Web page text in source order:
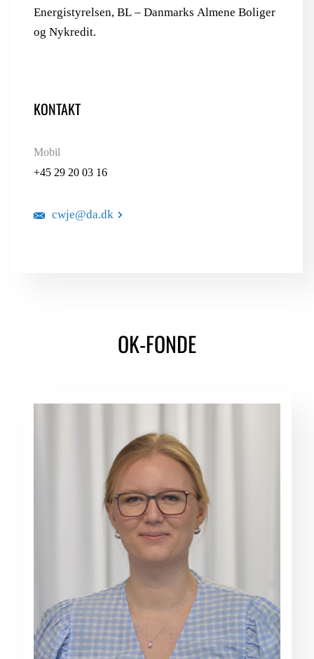
KONTAKT
Mobil
+45 29 20 03 16
cwje@da.dk
Energistyrelsen, BL – Danmarks Almene Boliger
og Nykredit.
OK-FONDE